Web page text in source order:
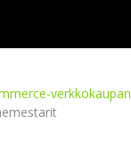
verkkokaupan